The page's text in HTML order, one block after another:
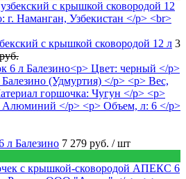
с крышкой сковородой 12 л 3
л Балезино 7 279 руб. / шт